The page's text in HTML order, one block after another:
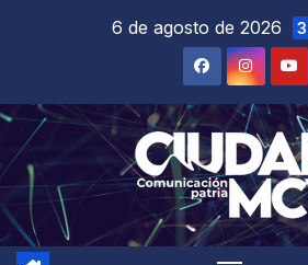
6 de agosto de 2026